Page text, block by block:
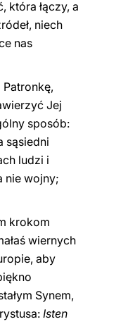
która łączy, a
niech
nas
Jej
sposób:
sąsiedni
ludzi i
nie wojny;
krokom
wiernych
aby
Synem,
Isten